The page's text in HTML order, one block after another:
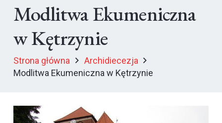
Modlitwa Ekumeniczna
w Kętrzynie
Strona główna
Archidiecezja
Modlitwa Ekumeniczna w Kętrzynie